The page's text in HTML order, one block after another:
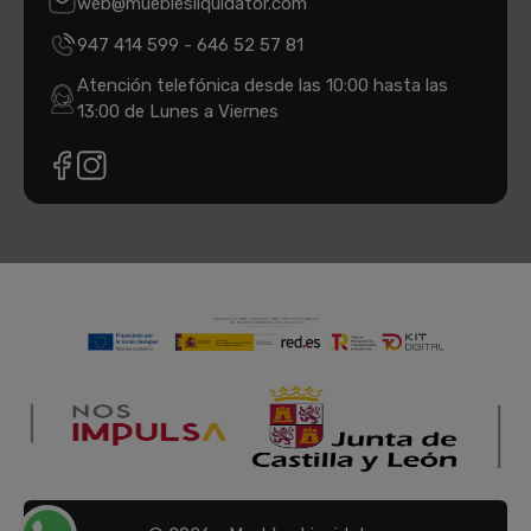
947 414 599 - 646 52 57 81
Atención telefónica desde las 10:00 hasta las
13:00 de Lunes a Viernes